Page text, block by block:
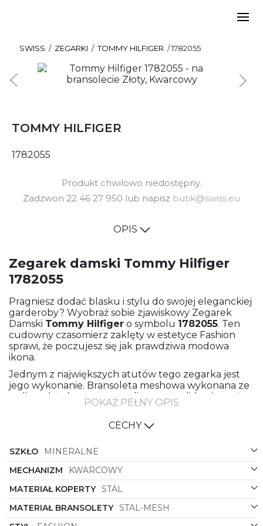
SWISS / ZEGARKI / TOMMY HILFIGER /1782055
TOMMY HILFIGER
1782055
Produkt chwilowo niedostępny.
Zadzwon 22 46 27 950 lub napisz butik@swiss.eu
OPIS
Zegarek damski Tommy Hilfiger
1782055
Pragniesz dodać blasku i stylu do swojej eleganckiej
garderoby? Wyobraź sobie zjawiskowy Zegarek
Damski Tommy Hilfiger o symbolu 1782055. Ten
cudowny czasomierz zaklęty w estetyce Fashion
sprawi, że poczujesz się jak prawdziwa modowa
ikona.
Jednym z największych atutów tego zegarka jest
jego wykonanie. Bransoleta meshowa wykonana ze
stali, a także koperta ze stali tworzą solidną i trwałą
konstrukcję, która utrzyma się przez wiele lat. To
doskonały wybór dla kobiet ceniących nie tylko
piękno, ale także jakość.
Kolor bransolety meshowej może być odpowiednio
dopasowany do Twojego stylu. Złoty kolor
wprowadza luksusowy, premium element, który
ożywi Twoje codzienne stylizacje. Jeśli z kolei wolisz
subtelniejszą opcję, srebrna bransoleta meshowa
doskonale sprawdzi się w każdej sytuacji.
Złoty i srebrny kolor koperty z kolei nadają
POKAŻ PEŁNY OPIS
CECHY
SZKŁO
MINERALNE
MECHANIZM
KWARCOWY
MATERIAŁ KOPERTY STAL
MATERIAŁ BRANSOLETY STAL-MESH